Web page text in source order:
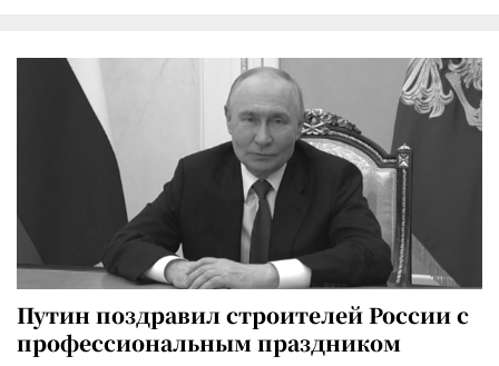
Путин поздравил строителей России с
профессиональным праздником